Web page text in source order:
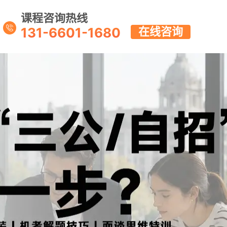
课程咨询热线
131-6601-1680 在线咨询